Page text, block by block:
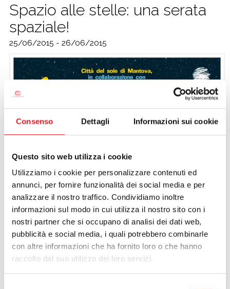
Consenso Dettagli Informazioni sui cookie
Questo sito web utilizza i cookie
Utilizziamo i cookie per personalizzare contenuti ed
annunci, per fornire funzionalità dei social media e per
analizzare il nostro traffico. Condividiamo inoltre
informazioni sul modo in cui utilizza il nostro sito con i
nostri partner che si occupano di analisi dei dati web,
pubblicità e social media, i quali potrebbero combinarle
con altre informazioni che ha fornito loro o che hanno
raccolto dal suo utilizzo dei loro servizi.
Spazio alle stelle: una serata
spaziale!
25/06/2015 - 26/06/2015